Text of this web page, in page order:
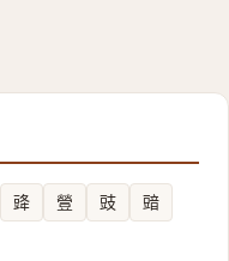
䜶 䝁 豉
䜾